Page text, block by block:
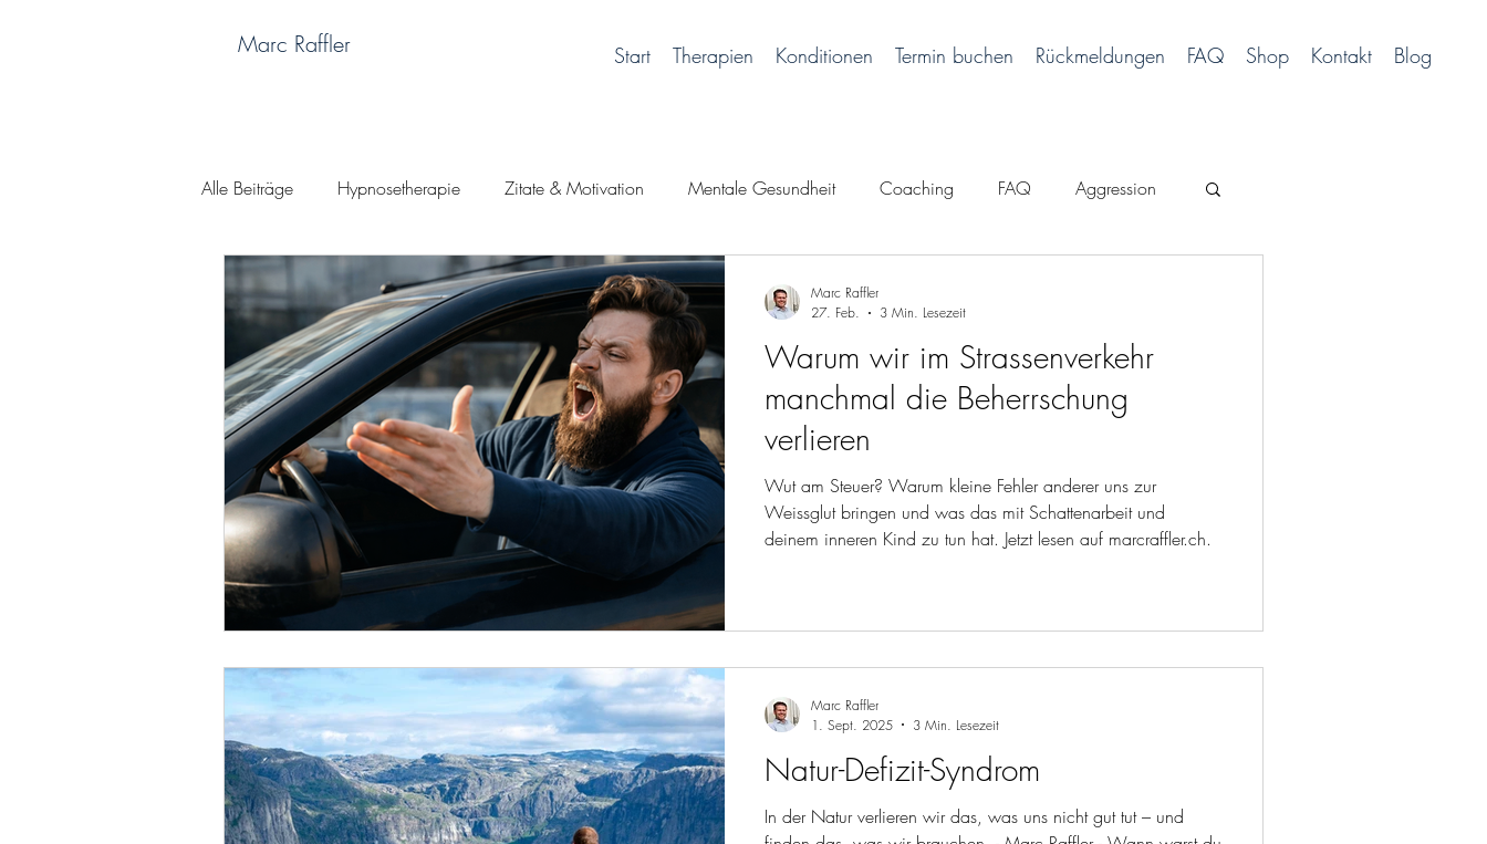
Start Therapien Konditionen Termin buchen Rückmeldungen FAQ Shop Kontakt Blog
Marc Raffler
Alle Beiträge Hypnosetherapie Zitate & Motivation Mentale Gesundheit Coaching FAQ Aggression
Gelassenheit SEG Glücklich sein
Warum wir im Strassenverkehr
manchmal die Beherrschung
verlieren
Wut am Steuer? Warum kleine Fehler anderer uns zur
Weissglut bringen und was das mit Schattenarbeit und
deinem inneren Kind zu tun hat. Jetzt lesen auf marcraffler.ch.
Marc Raffler
27. Feb.
3 Min. Lesezeit
Natur-Defizit-Syndrom
In der Natur verlieren wir das, was uns nicht gut tut – und
Marc Raffler
1. Sept. 2025
3 Min. Lesezeit